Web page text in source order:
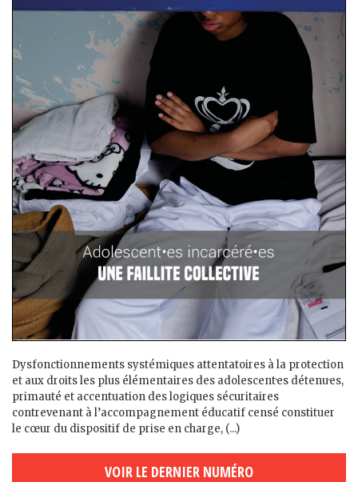
Dysfonctionnements systémiques attentatoires à la protection
et aux droits les plus élémentaires des adolescent·es détenu·es,
primauté et accentuation des logiques sécuritaires
contrevenant à l’accompagnement éducatif censé constituer
le cœur du dispositif de prise en charge, (...)
VOIR LE DERNIER NUMÉRO